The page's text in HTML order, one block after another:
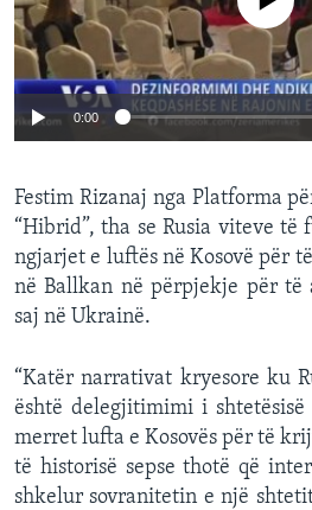
Auto 240p
720p
0:00
Festim Rizanaj nga Platforma
“Hibrid”, tha se Rusia viteve
ngjarjet e luftës në Kosovë për
në Ballkan në përpjekje për të
saj në Ukrainë.
“Katër narrativat kryesore ku
është delegjitimimi i shtetësisë
merret lufta e Kosovës për të
të historisë sepse thotë që
shkelur sovranitetin e një